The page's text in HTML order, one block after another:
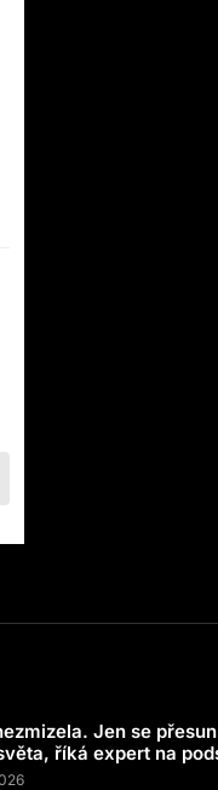
Jen se
říká expert na